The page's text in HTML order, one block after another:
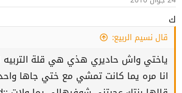
ك
قال نسيم الربيع:
ياختي واش حاديري هذي هي قلة التربيه
انا مره يما كانت تمشي مع ختي جاها